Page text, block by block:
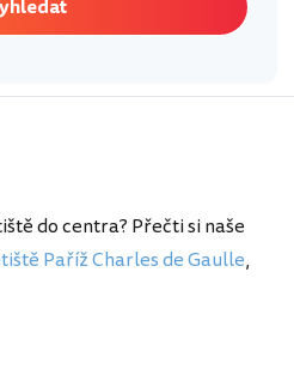
do centra? Přečti si naše
Paříž Charles de Gaulle,